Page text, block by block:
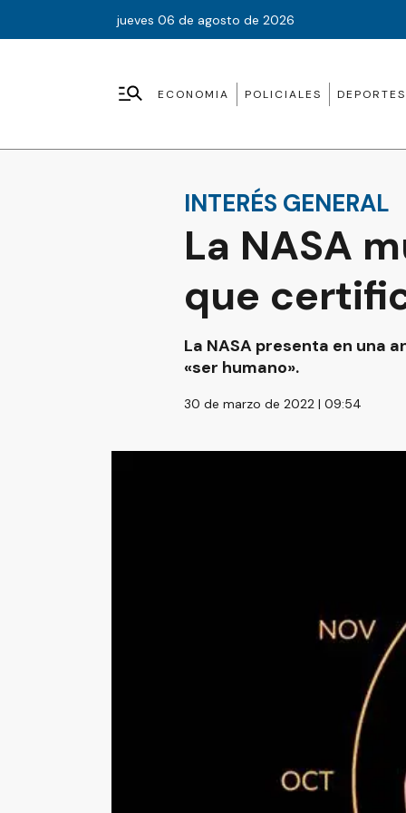
jueves 06 de agosto de 2026
ECONOMIA POLICIALES DEPORTES
INTERÉS GENERAL
La NASA
que
La NASA presenta en una
«ser humano».
30 de marzo de 2022 | 09:54